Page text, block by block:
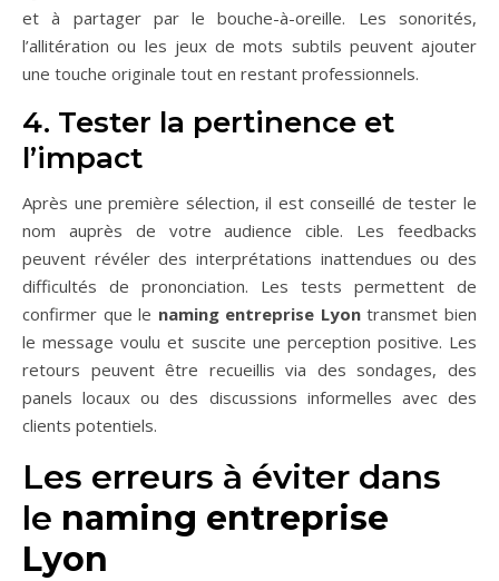
et à partager par le bouche-à-oreille. Les sonorités,
l’allitération ou les jeux de mots subtils peuvent ajouter
une touche originale tout en restant professionnels.
4. Tester la pertinence et
l’impact
Après une première sélection, il est conseillé de tester le
nom auprès de votre audience cible. Les feedbacks
peuvent révéler des interprétations inattendues ou des
difficultés de prononciation. Les tests permettent de
confirmer que le naming entreprise Lyontransmet bien
le message voulu et suscite une perception positive. Les
retours peuvent être recueillis via des sondages, des
panels locaux ou des discussions informelles avec des
clients potentiels.
Les erreurs à éviter dans
le naming entreprise
Lyon